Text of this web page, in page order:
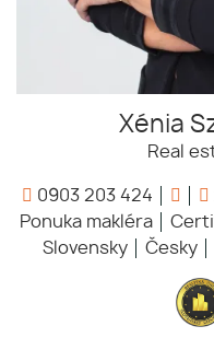
Xénia
Real
0903 203 424
Ponuka makléra
Slovensky
Česky